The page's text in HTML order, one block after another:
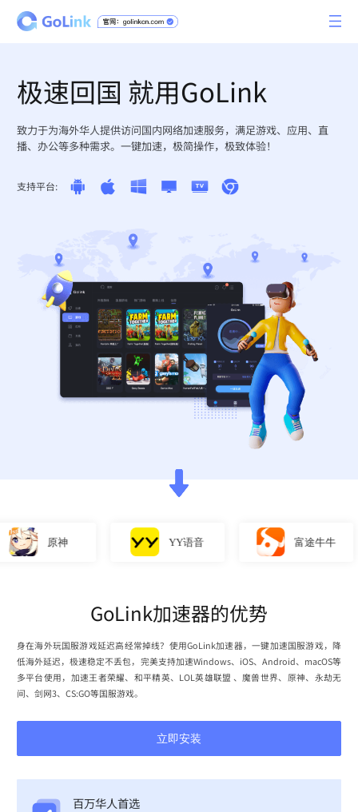
极速回国 就用GoLink
致力于为海外华人提供访问国内网络加速服务，满足游戏、应用、直
播、办公等多种需求。一键加速，极简操作，极致体验！
支持平台:
原神 YY语音 富途牛牛
GoLink加速器的优势
身在海外玩国服游戏延迟高经常掉线？使用GoLink加速器，一键加速国服游戏，降
低海外延迟，极速稳定不丢包，完美支持加速Windows、iOS、Android、macOS等
多平台使用，加速王者荣耀、和平精英、LOL英雄联盟 、魔兽世界、原神、永劫无
间、剑网3、CS:GO等国服游戏。
立即安装
百万华人首选